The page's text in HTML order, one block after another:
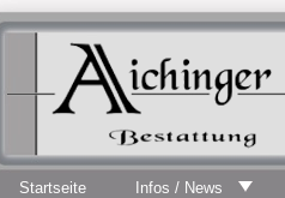
Startseite Infos / News